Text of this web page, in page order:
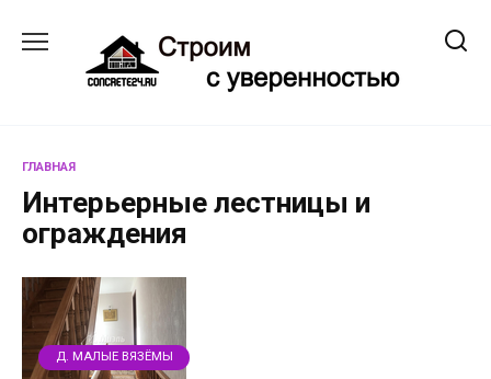
содержанию
ГЛАВНАЯ
Интерьерные лестницы и
ограждения
Д. МАЛЫЕ ВЯЗЁМЫ